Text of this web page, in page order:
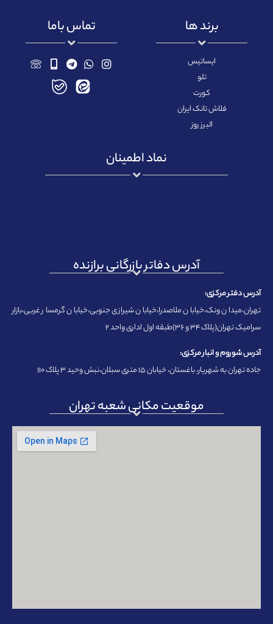
برند ها
ایساتیس
تلو
کورت
فلاش تانک ایران
البرز روز
تماس باما
نماد اطمینان
آدرس دفاتر بازرگانی برازنده
آدرس دفتر مرکزی:
تهران،میدان ونک،خیابان ملاصدرا،خیابان شیرازی جنوبی،خیابان گرمسار غربی،بازار
سرامیک تهران(پلاک ۳۴ و ۳۶)طبقه اول اداری واحد ۲
آدرس شوروم و انبار مرکزی:
جاده تهران به شهریار، باغستان، خیابان ۱۵ متری سبلان،نبش وحید ۳ پلاک ۱۱۰
موقعیت مکانی شعبه تهران